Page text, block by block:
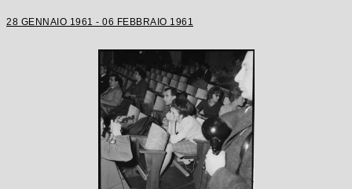
28 GENNAIO 1961 - 06 FEBBRAIO 1961